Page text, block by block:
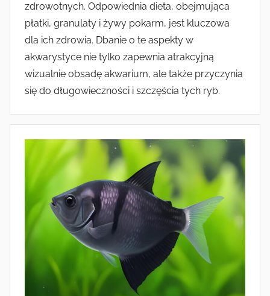
zdrowotnych. Odpowiednia dieta, obejmująca
płatki, granulaty i żywy pokarm, jest kluczowa
dla ich zdrowia. Dbanie o te aspekty w
akwarystyce nie tylko zapewnia atrakcyjną
wizualnie obsadę akwarium, ale także przyczynia
się do długowieczności i szczęścia tych ryb.